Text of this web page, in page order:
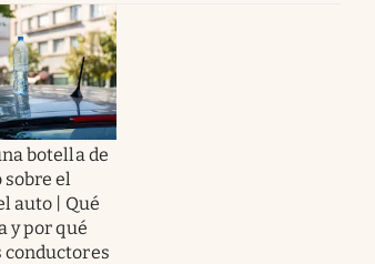
botella de
el
auto | Qué
y por qué
conductores